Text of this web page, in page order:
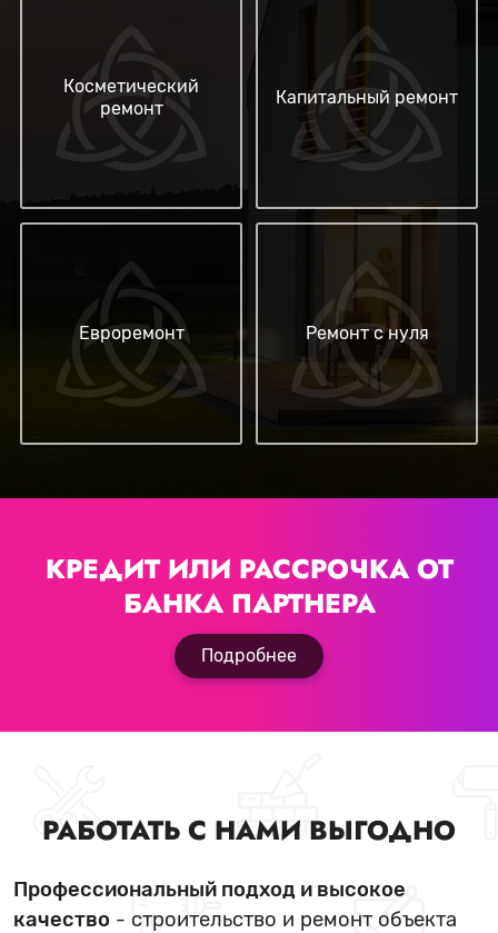
Косметический
ремонт
Капитальный ремонт
Евроремонт Ремонт с нуля
КРЕДИТ ИЛИ РАССРОЧКА ОТ
БАНКА ПАРТНЕРА
Подробнее
РАБОТАТЬ С НАМИ ВЫГОДНО
Профессиональный подход и высокое
качество - строительство и ремонт объекта